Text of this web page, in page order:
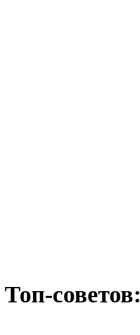
Топ-советов: